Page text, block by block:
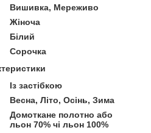
Вишивка, Мереживо
Жіноча
Білий
Сорочка
Із застібкою
Весна, Літо, Осінь, Зима
Домоткане полотно або
льон 70% чі льон 100%